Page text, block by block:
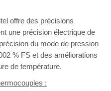
offre des précisions
une précision électrique de
du mode de pression
% FS et des améliorations
de température.
: